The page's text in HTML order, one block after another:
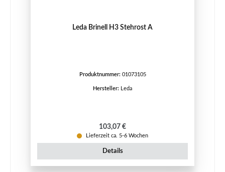
Leda Brinell H3 Stehrost A
Produktnummer: 01073105
Hersteller: Leda
Regulärer Preis:
103,07 €
Lieferzeit ca. 5-6 Wochen
Details